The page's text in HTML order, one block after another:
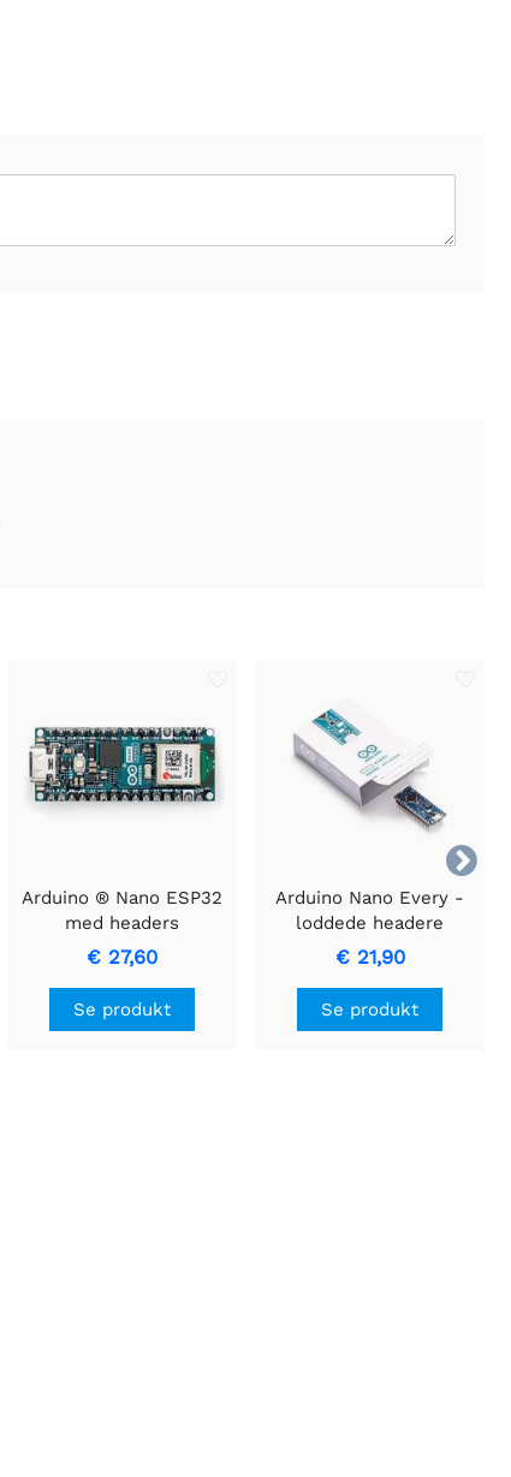

Arduino ® Nano ESP32
med headers
€ 27,60
Se produkt
Arduino Nano Every -
loddede headere
€ 21,90
Se produkt